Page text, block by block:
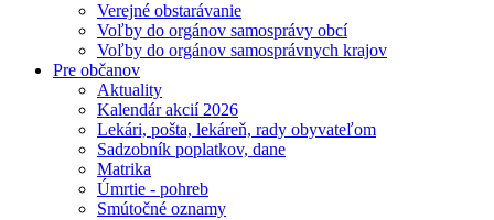
Verejné obstarávanie
Voľby do orgánov samosprávy obcí
Voľby do orgánov samosprávnych krajov
Pre občanov
Aktuality
Kalendár akcií 2026
Lekári, pošta, lekáreň, rady obyvateľom
Sadzobník poplatkov, dane
Matrika
Úmrtie - pohreb
Smútočné oznamy